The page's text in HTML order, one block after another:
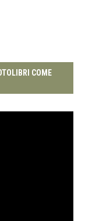
COME